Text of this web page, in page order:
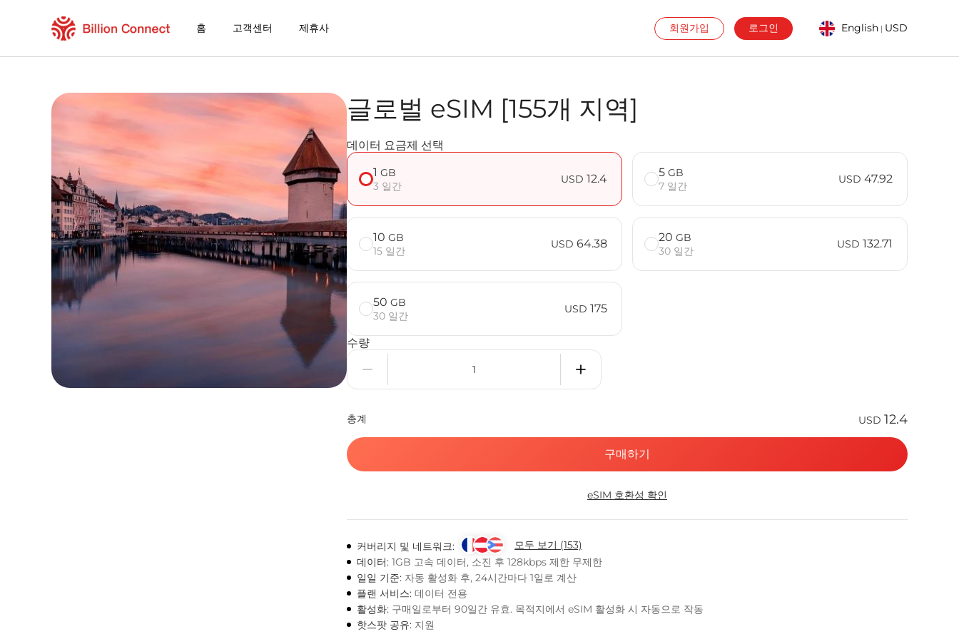
홈 고객센터 제휴사 회원가입 로그인 English | USD
현재 목적지가 포함된 지역 요금제
eSIM을 즐기는 방법
Burkina Faso에서 Billion Connect eSIM을 사용할 때의 장점
Billion Connect 글로벌 eSIM [155개 지역] FAQ
목적지 및 데이터 요금제 선택
eSIM 설치하기
데이터 요금제 즐기기
안정적인 인터넷 연결
로밍 비용 절감
24/7 고객 서비스
쉬운 설치 방법
국내 전화번호 그대로 유지
글로벌 eSIM [155개 지역]
데이터 요금제 선택
1 GB
3 일간
USD 12.4 5 GB
7 일간
USD 47.92
10 GB
15 일간
USD 64.38 20 GB
30 일간
USD 132.71
50 GB
30 일간
USD 175
수량
총계 USD 12.4
구매하기
eSIM 호환성 확인
커버리지 및 네트워크:
모두 보기 (153)
데이터: 1GB 고속 데이터, 소진 후 128kbps 제한 무제한
일일 기준: 자동 활성화 후, 24시간마다 1일로 계산
플랜 서비스: 데이터 전용
활성화: 구매일로부터 90일간 유효. 목적지에서 eSIM 활성화 시 자동으로 작동
핫스팟 공유: 지원